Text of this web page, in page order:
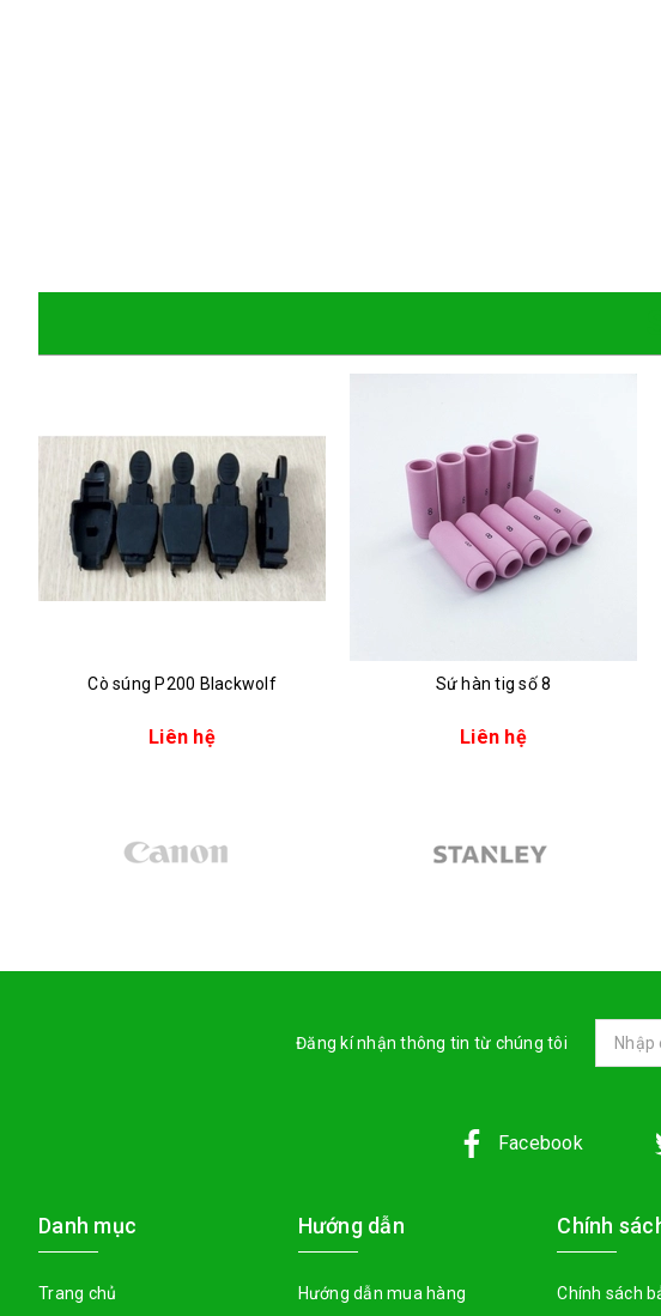
Cò súng P200 Blackwolf
Liên hệ
Sứ hàn tig số 8
Liên hệ
Đăng kí nhận thông tin từ chúng tôi
Facebook
Danh mục
Trang chủ
Hướng dẫn
Hướng dẫn mua hàng
Chính
Chính sách